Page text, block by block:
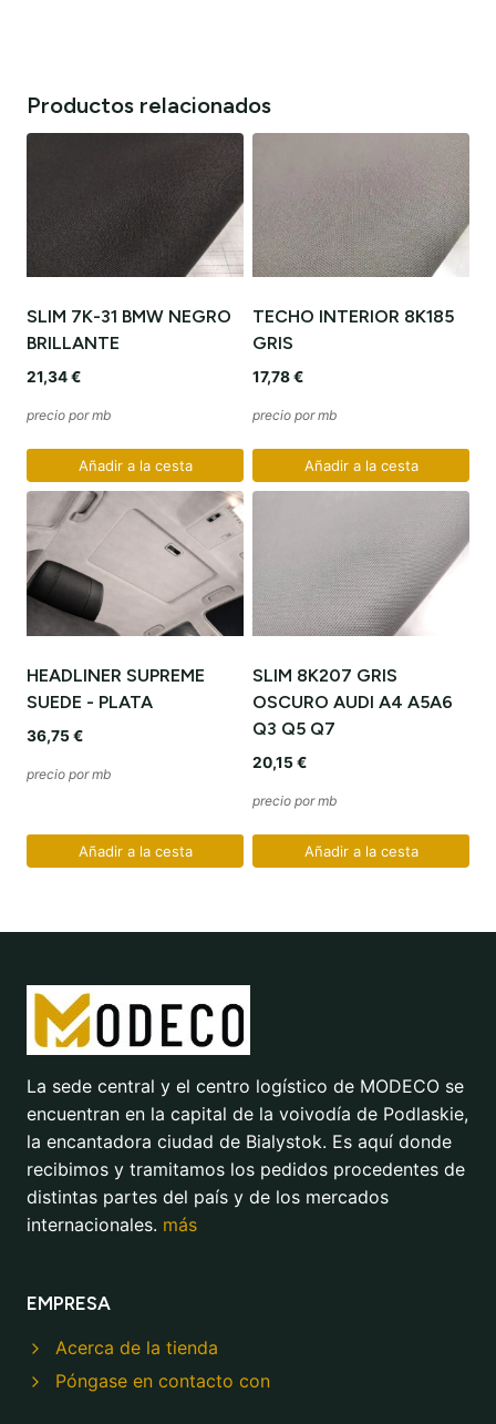
Productos relacionados
SLIM 7K-31 BMW NEGRO
BRILLANTE
21,34€
precio por mb
Añadir a la cesta
TECHO INTERIOR 8K185
GRIS
17,78€
precio por mb
Añadir a la cesta
HEADLINER SUPREME
SUEDE - PLATA
36,75€
precio por mb
Añadir a la cesta
SLIM 8K207 GRIS
OSCURO AUDI A4 A5A6
Q3 Q5 Q7
20,15€
precio por mb
Añadir a la cesta
La sede central y el centro logístico de MODECO se
encuentran en la capital de la voivodía de Podlaskie,
la encantadora ciudad de Bialystok. Es aquí donde
recibimos y tramitamos los pedidos procedentes de
distintas partes del país y de los mercados
internacionales. más
EMPRESA
Acerca de la tienda
Póngase en contacto con